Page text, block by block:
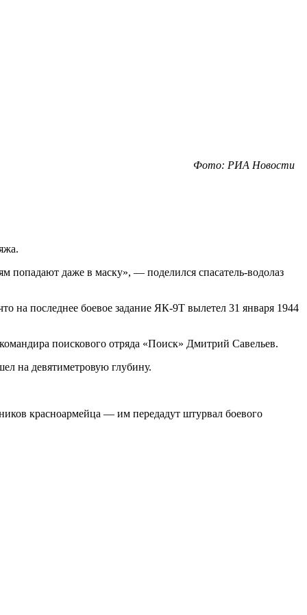
Фото: РИА Новости
попадают даже в маску», — поделился спасатель-водолаз
на последнее боевое задание ЯК-9Т вылетел 31 января 1944
поискового отряда «Поиск» Дмитрий Савельев.
на девятиметровую глубину.
красноармейца — им передадут штурвал боевого